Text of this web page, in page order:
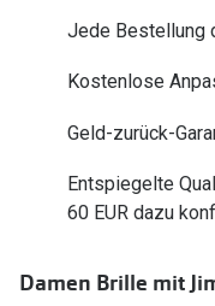
Glaspakete
Glasveredelungen
Brillenglas Typen
Transitions Gläser
Stellest®-Brillengläser
Jede Bestellung
Kostenlose
Geld-zurück-
Entspiegelte
60 EUR dazu
Damen Brille mit